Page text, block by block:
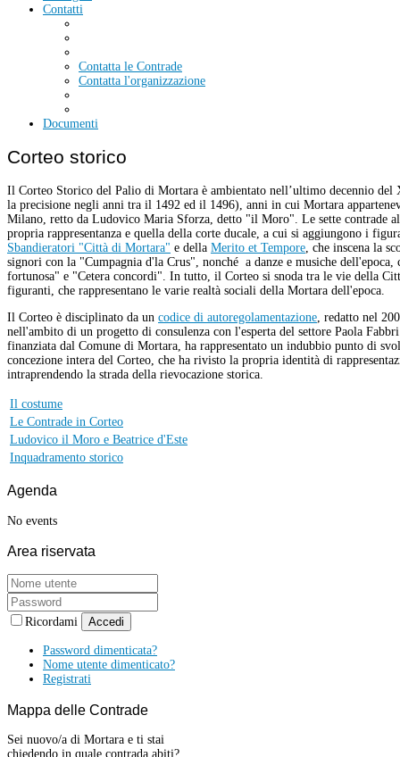
Contatti
Contatta le Contrade
Contatta l'organizzazione
Documenti
Corteo storico
Il Corteo Storico del Palio di Mortara è ambientato nell’ultimo decennio del
la precisione negli anni tra il 1492 ed il 1496), anni in cui Mortara
Milano, retto da Ludovico Maria Sforza, detto "il Moro". Le sette contrade
propria rappresentanza e quella della corte ducale, a cui si aggiungono i
Sbandieratori "Città di Mortara" e della Merito et Tempore , che inscena la
signori con la "Cumpagnia d'la Crus", nonché a danze e musiche
fortunosa" e "Cetera concordi". In tutto, il Corteo si snoda tra le vie della
figuranti, che rappresentano le varie realtà sociali della Mortara dell'epoca.
Il Corteo è disciplinato da un codice di autoregolamentazione , redatto nel
nell'ambito di un progetto di consulenza con l'esperta del settore Paola
finanziata dal Comune di Mortara, ha rappresentato un indubbio punto di
concezione intera del Corteo, che ha rivisto la propria identità di
intraprendendo la strada della rievocazione storica.
Il costume
Le Contrade in Corteo
Ludovico il Moro e Beatrice d'Este
Inquadramento storico
Agenda
No events
Area riservata
Ricordami Accedi
Password dimenticata?
Nome utente dimenticato?
Registrati
Mappa delle Contrade
Sei nuovo/a di Mortara e ti stai
chiedendo in quale contrada abiti?